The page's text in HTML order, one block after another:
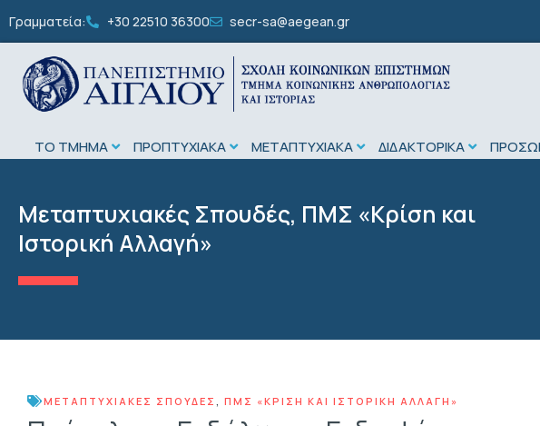
Γραμματεία: +30 22510 36300 secr-sa@aegean.gr
ΤΟ ΤΜΗΜΑ ΠΡΟΠΤΥΧΙΑΚΑ ΜΕΤΑΠΤΥΧΙΑΚΑ ΔΙΔΑΚΤΟΡΙΚΑ
Μεταπτυχιακές Σπουδές, ΠΜΣ «Κρίση και
Ιστορική Αλλαγή»
ΜΕΤΑΠΤΥΧΙΑΚΈΣ ΣΠΟΥΔΈΣ ΠΜΣ «ΚΡΊΣΗ ΚΑΙ ΙΣΤΟΡΙΚΉ ΑΛΛΑΓΉ»